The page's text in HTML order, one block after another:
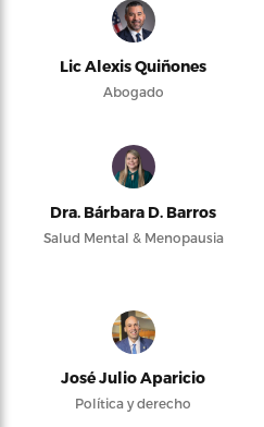
Lic Alexis Quiñones
Abogado
Dra. Bárbara D. Barros
Salud Mental & Menopausia
José Julio Aparicio
Política y derecho